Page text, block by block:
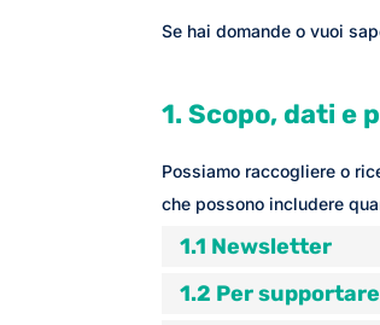
Se hai domande o vuoi
1. Scopo, dati e
Possiamo raccogliere o
che possono includere
1.1 Newsletter
1.2 Per